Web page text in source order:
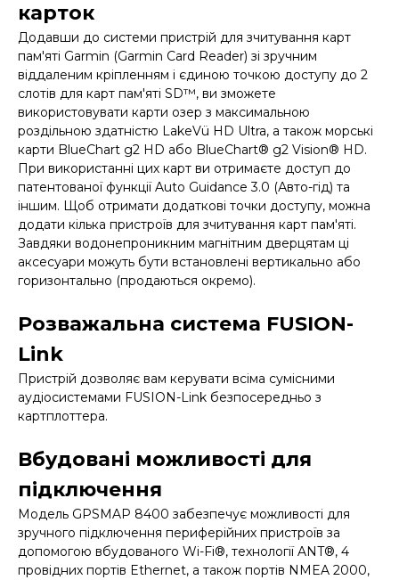
карток
Додавши до системи пристрій для зчитування карт
пам'яті Garmin (Garmin Card Reader) зі зручним
віддаленим кріпленням і єдиною точкою доступу до 2
слотів для карт пам'яті SD™, ви зможете
використовувати карти озер з максимальною
роздільною здатністю LakeVü HD Ultra, а також морські
карти BlueChart g2 HD або BlueChart® g2 Vision® HD.
При використанні цих карт ви отримаєте доступ до
патентованої функції Auto Guidance 3.0 (Авто-гід) та
іншим. Щоб отримати додаткові точки доступу, можна
додати кілька пристроїв для зчитування карт пам'яті.
Завдяки водонепроникним магнітним дверцятам ці
аксесуари можуть бути встановлені вертикально або
горизонтально (продаються окремо).
Розважальна система FUSION-
Link
Пристрій дозволяє вам керувати всіма сумісними
аудіосистемами FUSION-Link безпосередньо з
картплоттера.
Вбудовані можливості для
підключення
Модель GPSMAP 8400 забезпечує можливості для
зручного підключення периферійних пристроїв за
допомогою вбудованого Wi-Fi®, технології ANT®, 4
провідних портів Ethernet, а також портів NMEA 2000,